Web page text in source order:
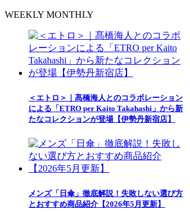
WEEKLY MONTHLY
＜エトロ＞｜髙橋海人とのコラボレーション
による「ETRO per Kaito Takahashi」から新
たなコレクションが登場【伊勢丹新宿店】
メンズ「日傘」徹底解説！失敗しない選び方
とおすすめ商品紹介【2026年5月更新】